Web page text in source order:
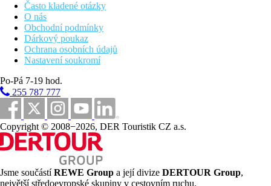
Často kladené otázky
O nás
Obchodní podmínky
Dárkový poukaz
Ochrana osobních údajů
Nastavení soukromí
Po-Pá 7-19 hod.
255 787 777
Copyright © 2008−2026, DER Touristik CZ a.s.
Jsme součástíREWE Group a její divize DERTOUR Group,
největší středoevropské skupiny v cestovním ruchu.